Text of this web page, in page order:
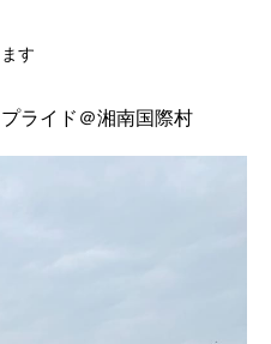
す
ライド＠湘南国際村